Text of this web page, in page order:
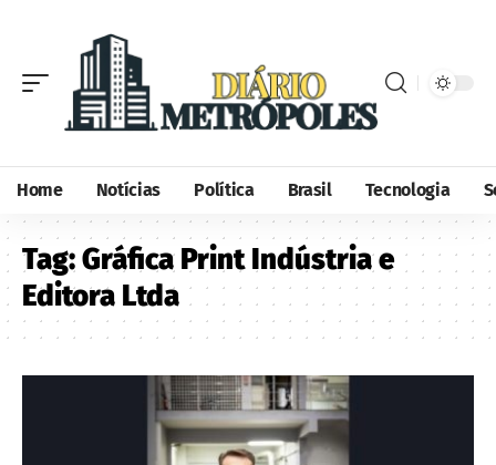
Home Notícias Política Brasil Tecnologia
Tag:Gráfica Print Indústria e
Editora Ltda